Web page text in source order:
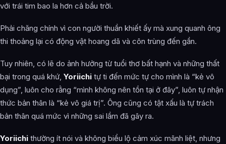
với trái tim bao la hơn cả bầu trời.
Phải chăng chính vì con người thuần khiết ấy mà xung quanh ông
thi thoảng lại có động vật hoang dã và côn trùng đến gần.
Tuy nhiên, có lẽ do ảnh hưởng từ tuổi thơ bất hạnh và những thất
bại trong quá khứ, Yoriichi tự ti đến mức tự cho mình là “kẻ vô
dụng”, luôn cho rằng “mình không nên tồn tại ở đây”, luôn tự nhận
thức bản thân là “kẻ vô giá trị”. Ông cũng có tật xấu là tự trách
bản thân quá mức vì những sai lầm đã gây ra.
Yoriichi thường ít nói và không biểu lộ cảm xúc mãnh liệt, nhưng